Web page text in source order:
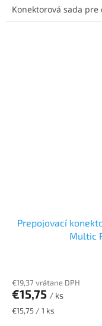
Konektorová sada
Prepojovací
Multic
€19,37 vrátane DPH
€15,75 / ks
Jednotková
€15,75 / 1 ks